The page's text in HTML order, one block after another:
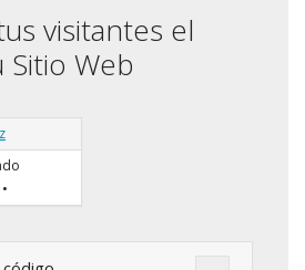
visitantes el
Web